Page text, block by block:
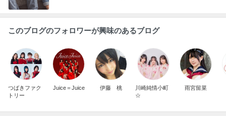
このブログのフォロワーが興味のあるブログ
つばきファク
トリー
Juice＝Juice 伊藤 桃
川崎純情小町
☆
雨宮留菜